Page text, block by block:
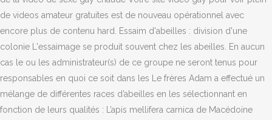
de videos amateur gratuites est de nouveau opérationnel avec
encore plus de contenu hard. Essaim d'abeilles : division d'une
colonie L'essaimage se produit souvent chez les abeilles. En aucun
cas le ou les administrateur(s) de ce groupe ne seront tenus pour
responsables en quoi ce soit dans les Le frères Adam a effectué un
mélange de différentes races d’abeilles en les sélectionnant en
fonction de leurs qualités : L’apis mellifera carnica de Macédoine